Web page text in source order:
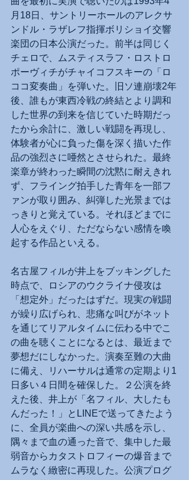
月18日、サントリーホールのアレクサ
ンドル・ラザレフ指揮ボリショイ交響
楽団の日本公演だった。前半は同じく
チェロで、ムスティスラフ・ロストロ
ポーヴィチがチャイコフスキーの「ロ
ココ変奏曲」を弾いた。旧ソ連崩壊2年
後、誰もが東西冷戦の終結とより調和
した世界の到来を信じていた時期だっ
たから余計に、激しい戦闘を再現し、
体験者が心に負った傷を深く描いた作
品の強烈さに唖然とさせられた。最終
楽章が終わった瞬間の沈黙に耐えきれ
ず、フライング拍手した青年を一部フ
ァンが取り囲み、糾弾した光景までは
っきりと覚えている。それほどまでに
人心をえぐり、ただならない感情を喚
起する作品といえる。
名古屋フィルが井上をブッキングした
時点で、ロシアのウクライナ侵攻は
「想定外」だったはずだ。現実の戦闘
が繰り広げられ、悲痛な叫びがネット
を通じてリアルタイムに伝わる中でこ
の曲を聴くことになるとは、最近まで
夢想だにしなかった。演奏至難の大曲
に備え、リハーサルは通常の定期より1
日多い４日間を確保した。２公演を終
えた後、井上が「名フィル、大したも
んだった！」とLINEで送ってきたよう
に、全員が楽曲への深い共感を示し、
隅々まで血の通った音で、集中した最
弱音からカタストロフィーの爆音まで
ムラなく緻密に再現した。公演プログ